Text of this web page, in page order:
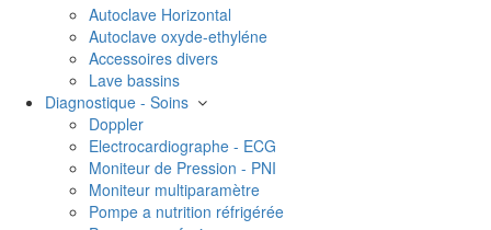
Autoclave Horizontal
Autoclave oxyde-ethyléne
Accessoires divers
Lave bassins
Diagnostique - Soins
Doppler
Electrocardiographe - ECG
Moniteur de Pression - PNI
Moniteur multiparamètre
Pompe a nutrition réfrigérée